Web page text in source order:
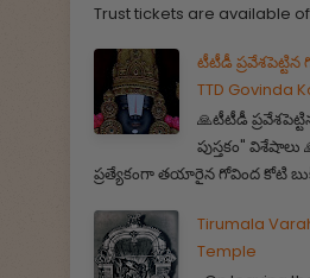
Trust tickets are available
టీటీడీ ప్రవేశపెట్టిన
TTD Govinda
🙏టీటీడీ
పుస్తకం" విశేషాలు
ప్రత్యేకంగా తయారైన గోవింద కోటి
Tirumala
Temple